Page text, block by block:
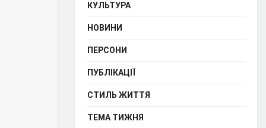
КУЛЬТУРА
НОВИНИ
ПЕРСОНИ
ПУБЛІКАЦІЇ
СТИЛЬ ЖИТТЯ
ТЕМА ТИЖНЯ